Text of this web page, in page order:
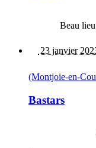
Beau
23 janvier
(Montjoie-en-
Bastars